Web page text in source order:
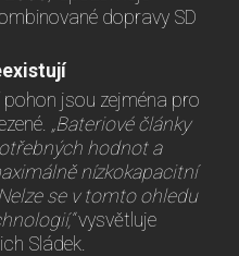
dopravy SD
jsou zejména pro
„Bateriové články
hodnot a
nízkokapacitní
se v tomto ohledu
vysvětluje
Sládek.